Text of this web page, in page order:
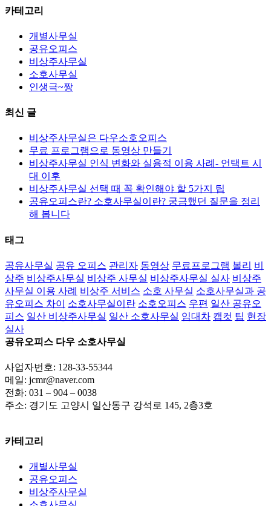
카테고리
개별사무실
공유오피스
비상주사무실
소호사무실
인생극~짱
최신 글
비상주사무실은 다우소호오피스
무료 프로그램으로 동영상 만들기
비상주사무실 인식 변화와 실용적 이용 사례- 언택트 시
대 이후
비상주사무실 선택 때 꼭 확인해야 할 5가지 팁
공유오피스란? 소호사무실이란? 궁금했던 질문을 정리
해 봅니다
태그
공유사무실 공유 오피스 관리자 동영상 무료프로그램 볼리 비
상주 비상주사무실 비상주 사무실 비상주사무실 실사 비상주
사무실 이용 사례 비상주 서비스 소호 사무실 소호사무실과 공
유오피스 차이
소호사무실이란 소호오피스 우편 일산 공유오
피스 일산 비상주사무실 일산 소호사무실 임대차 캡컷 팁 현장
실사
공유오피스 다우 소호사무실
사업자번호: 128-33-55344
메일: jcmr@naver.com
전화: 031 – 904 – 0038
주소: 경기도 고양시 일산동구 강석로 145, 2층3호
카테고리
개별사무실
공유오피스
비상주사무실